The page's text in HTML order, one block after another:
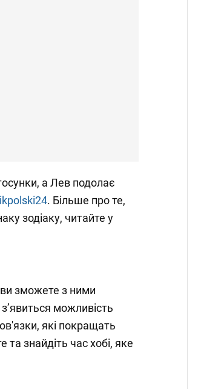
а Лев подолає
. Більше про те,
зодіаку, читайте у
ви зможете з ними
можливість
які покращать
та знайдіть час хобі, яке